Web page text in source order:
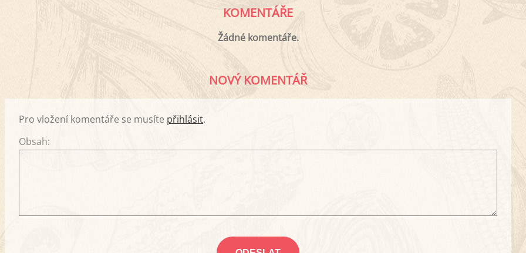
KOMENTÁŘE
Žádné komentáře.
NOVÝ KOMENTÁŘ
Pro vložení komentáře se musíte přihlásit.
Obsah: